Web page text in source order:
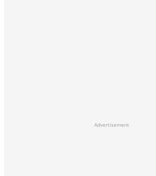
Advertisement